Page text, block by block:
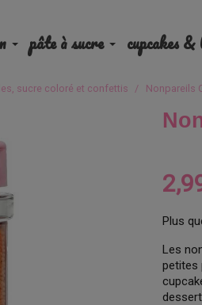
pâte à sucre cupcakes
sucre coloré et confettis Nonpareils
Plus
Les
petites